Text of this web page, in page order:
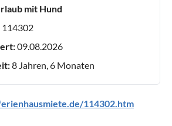
mit Hund
114302
09.08.2026
8 Jahren, 6 Monaten
114302.htm